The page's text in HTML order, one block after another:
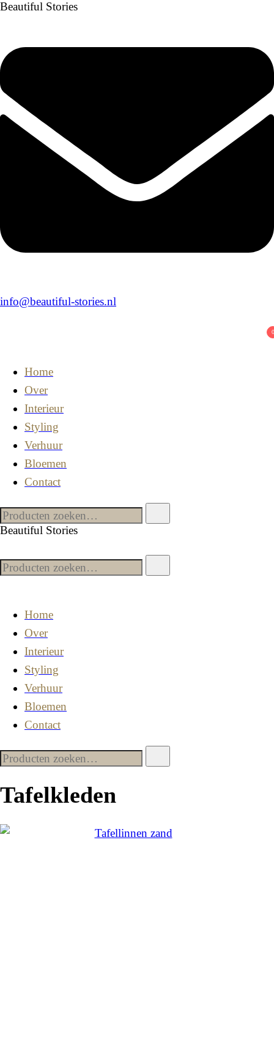
Beautiful Stories
info@beautiful-stories.nl
0
Home
Over
Interieur
Styling
Verhuur
Bloemen
Contact
Beautiful Stories
Home
Over
Interieur
Styling
Verhuur
Bloemen
Contact
Tafelkleden